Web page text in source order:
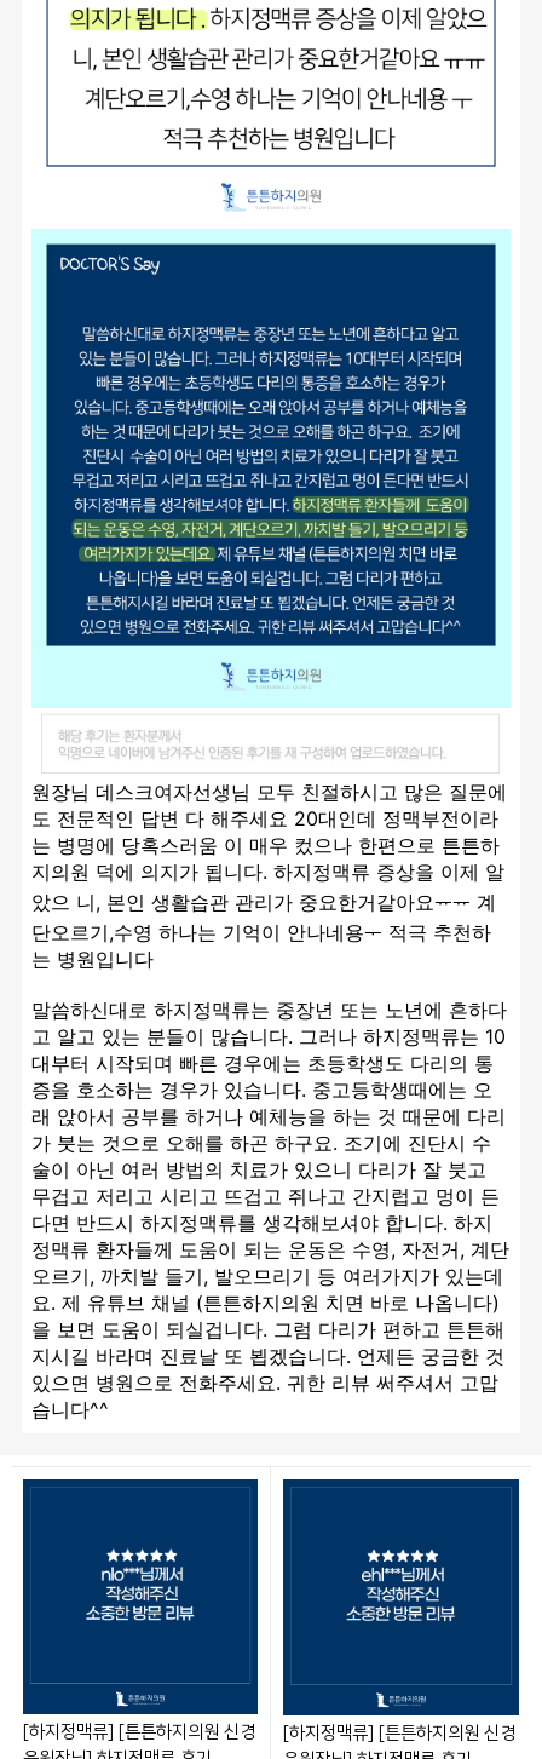
원장님 데스크여자선생님 모두 친절하시고 많은 질문에
도 전문적인 답변 다 해주세요 20대인데 정맥부전이라
는 병명에 당혹스러움 이 매우 컸으나 한편으로 튼튼하
지의원 덕에 의지가 됩니다. 하지정맥류 증상을 이제 알
았으 니, 본인 생활습관 관리가 중요한거같아요ᅲᅲ 계
단오르기,수영 하나는 기억이 안나네용ᅮ 적극 추천하
는 병원입니다
말씀하신대로 하지정맥류는 중장년 또는 노년에 흔하다
고 알고 있는 분들이 많습니다. 그러나 하지정맥류는 10
대부터 시작되며 빠른 경우에는 초등학생도 다리의 통
증을 호소하는 경우가 있습니다. 중고등학생때에는 오
래 앉아서 공부를 하거나 예체능을 하는 것 때문에 다리
가 붓는 것으로 오해를 하곤 하구요. 조기에 진단시 수
술이 아닌 여러 방법의 치료가 있으니 다리가 잘 붓고
무겁고 저리고 시리고 뜨겁고 쥐나고 간지럽고 멍이 든
다면 반드시 하지정맥류를 생각해보셔야 합니다. 하지
정맥류 환자들께 도움이 되는 운동은 수영, 자전거, 계단
오르기, 까치발 들기, 발오므리기 등 여러가지가 있는데
요. 제 유튜브 채널 (튼튼하지의원 치면 바로 나옵니다)
을 보면 도움이 되실겁니다. 그럼 다리가 편하고 튼튼해
지시길 바라며 진료날 또 뵙겠습니다. 언제든 궁금한 것
있으면 병원으로 전화주세요. 귀한 리뷰 써주셔서 고맙
습니다^^
[하지정맥류] [튼튼하지의원 신경
[하지정맥류] [튼튼하지의원 신경